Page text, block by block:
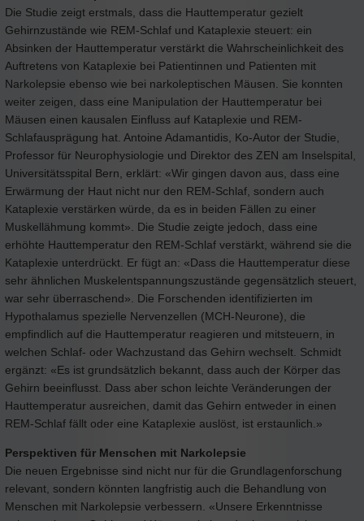
Die Studie zeigt erstmals, dass die Hauttemperatur gezielt
Gehirnzustände wie REM-Schlaf und Kataplexie steuert: ein
Absinken der Hauttemperatur verstärkt die Wahrscheinlichkeit des
Auftretens von Kataplexie bei Patientinnen und Patienten mit
Narkolepsie ebenso wie bei narkoleptischen Mäusen. Sie konnten
weiter zeigen, dass eine Manipulation der Hauttemperatur bei
Mäusen einen kausalen Einfluss auf Kataplexie und REM-
Schlafausprägung hat. Antoine Adamantidis, Ko-Autor der Studie,
Professor für Neurophysiologie und Direktor des ZEN am Inselspital,
Universitätsspital Bern, erklärt: «Wir gingen davon aus, dass eine
Erwärmung der Haut nicht nur den REM-Schlaf, sondern auch
Kataplexie verstärken würde, da es in beiden Fällen zu einer
Muskellähmung kommt». Die Studie zeigte jedoch, dass eine
erhöhte Hauttemperatur den REM-Schlaf verstärkt, während sie die
Kataplexie unterdrückt. Er fügt an: «Dass die Hauttemperatur diese
sehr ähnlichen Muskelentspannungszustände gegensätzlich steuert,
war sehr überraschend». Die Forschenden identifizierten im
Hypothalamus spezielle Nervenzellen (MCH-Neurone), die
empfindlich auf die Hauttemperatur reagieren und mitsteuern, in
welchen Schlaf- oder Wachzustand das Gehirn wechselt. Schmidt
ergänzt: «Es ist grundsätzlich bekannt, dass auch der Körper das
Gehirn beeinflusst. Dass aber schon leichte Veränderungen der
Hauttemperatur ausreichen, damit das Gehirn entweder in einen
REM-Schlaf fällt oder eine Kataplexie auslöst, ist erstaunlich.»
Perspektiven für Menschen mit Narkolepsie
Die neuen Ergebnisse sind nicht nur für die Grundlagenforschung
relevant, sondern könnten langfristig auch die Behandlung von
Menschen mit Narkolepsie verbessern. «Unsere Erkenntnisse